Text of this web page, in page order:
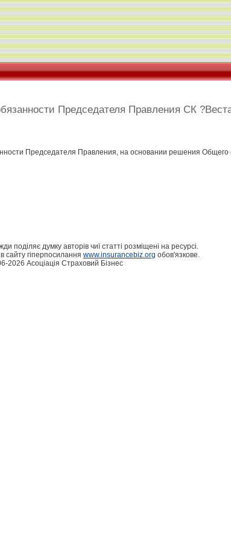
Председателя Правления СК
Председателя Правления, на основании решения Общего
поділяє думку авторів чиї статті розміщені на ресурсі.
сайту гіперпосилання www.insurancebiz.org обов'язкове.
2026 Асоціація Страховий Бізнес